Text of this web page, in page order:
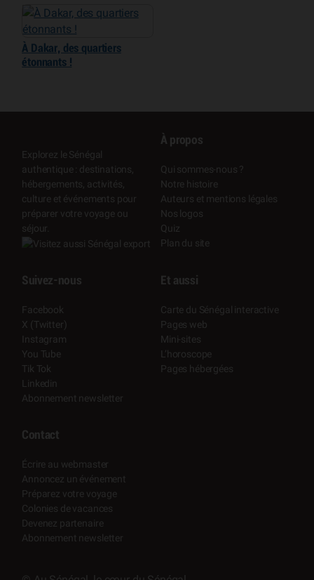
À Dakar, des quartiers
étonnants !
Explorez le Sénégal
authentique : destinations,
hébergements, activités,
culture et événements pour
préparer votre voyage ou
séjour.
À propos
Qui sommes-nous ?
Notre histoire
Auteurs et mentions légales
Nos logos
Quiz
Plan du site
Suivez-nous
Facebook
X (Twitter)
Instagram
You Tube
Tik Tok
Linkedin
Abonnement newsletter
Et aussi
Carte du Sénégal interactive
Pages web
Mini-sites
L’horoscope
Pages hébergées
Contact
Écrire au webmaster
Annoncez un événement
Préparez votre voyage
Colonies de vacances
Devenez partenaire
Abonnement newsletter